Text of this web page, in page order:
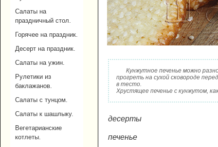
Салаты на
праздничный стол.
Горячее на праздник.
Десерт на праздник.
Салаты на ужин.
Рулетики из
баклажанов.
Салаты с тунцом.
Салаты к шашлыку.
Вегетарианские
котлеты.
Кунжутное печенье можно
прогреть на сухой сковороде
в тесто.
Хрустящее печенье с кунжутом,
десерты
печенье